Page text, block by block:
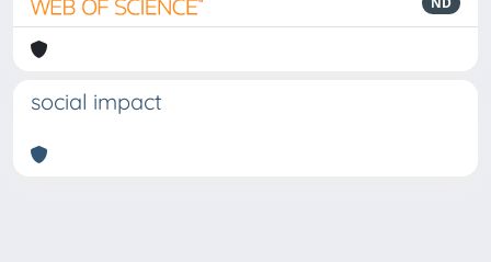
social impact